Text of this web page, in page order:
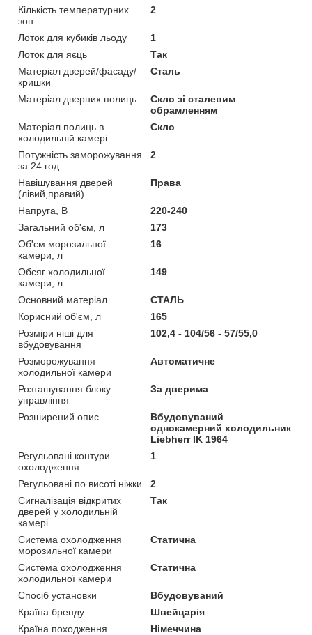
Кількість температурних
зон
2
Лоток для кубиків льоду
1
Лоток для яєць
Так
Матеріал дверей/фасаду/
кришки
Сталь
Матеріал дверних полиць
Скло зі сталевим
обрамленням
Матеріал полиць в
холодильній камері
Скло
Потужність заморожування
за 24 год
2
Навішування дверей
(лівий,правий)
Права
Напруга, В
220-240
Загальний об'єм, л
173
Об'єм морозильної
камери, л
16
Обсяг холодильної
камери, л
149
Основний матеріал
СТАЛЬ
Корисний об'єм, л
165
Розміри ніші для
вбудовування
102,4 - 104/56 - 57/55,0
Розморожування
холодильної камери
Автоматичне
Розташування блоку
управління
За дверима
Розширений опис
Вбудовуваний
однокамерний холодильник
Liebherr IK 1964
Регульовані контури
охолодження
1
Регульовані по висоті ніжки
2
Сигналізація відкритих
дверей у холодильній
камері
Так
Система охолодження
морозильної камери
Статична
Система охолодження
холодильної камери
Статична
Спосіб установки
Вбудовуваний
Країна бренду
Швейцарія
Країна походження
Німеччина